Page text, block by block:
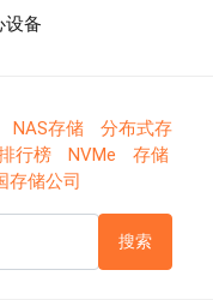
设备
NAS存储
分布式存
行榜 NVMe
存储
存储公司
搜索